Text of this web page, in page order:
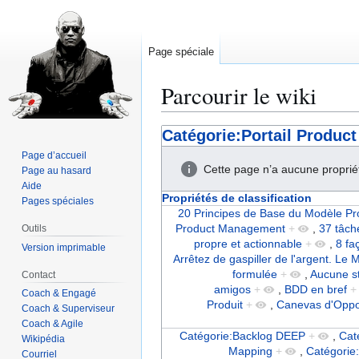
Parcourir le wiki
Aller
à
Aller
à
Catégorie:Portail
Cette page n’a aucune
Propriétés de classification
20 Principes de Base du Modèle
Product Management +
37
propre et actionnable +
8
Arrêtez de gaspiller de l'argent. Le
formulée +
Aucune
amigos + BDD en bref +
Produit + Canevas
Catégorie:Backlog DEEP +
Mapping +
Page spéciale
Page d’accueil
Page au hasard
Aide
Pages spéciales
Outils
Version imprimable
Contact
Coach & Engagé
Coach & Superviseur
Coach & Agile
Wikipédia
Courriel